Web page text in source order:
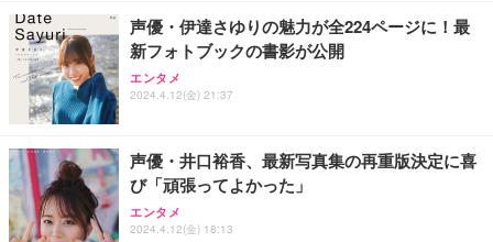
声優・伊達さゆりの魅力が全224ページに！最
新フォトブックの書影が公開
エンタメ
2024.4.12(金) 21:37
声優・井口裕香、最新写真集の再重版決定に喜
び「頑張ってよかった」
エンタメ
2024.4.12(金) 18:13